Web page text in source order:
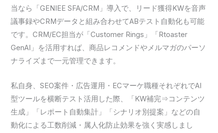
当なら「GENIEE SFA/CRM」導入で、リード獲得KWを音声
議事録やCRMデータと組み合わせてABテスト自動化も可能
です。CRM/EC担当が「Customer Rings」「Rtoaster
GenAI」を活用すれば、商品レコメンドやメルマガのパーソ
ナライズまで一元管理できます。
私自身、SEO案件・広告運用・ECマーケ職種それぞれでAI
型ツールを横断テスト活用した際、「KW補完⇒コンテンツ
生成」「レポート自動集計」「シナリオ別提案」などの自
動化による工数削減・属人化防止効果を強く実感しまし